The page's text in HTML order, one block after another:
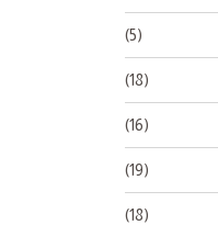
(5)
(18)
(16)
(19)
(18)